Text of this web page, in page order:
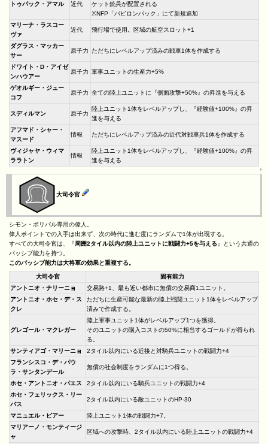
トゥパック・アマル 近代
ケット銃兵が配置される
※NFP「バビロンパック」にて新規追加
マリーナ・ラスコー
ヴァ
近代 飛行場で使用。区域の航空スロット+1
ダグラス・マッカー
サー
原子力 ただちにレベルアップ済みの戦車1体を作成する
ドワイト・D・アイゼ
ンハウアー
原子力 軍事ユニットの生産力+5%
ゲオルギー・ジュー
コフ
原子力 全ての陸上ユニットに『側面攻撃+50%』の昇進を与える
スディルマン 原子力
陸上ユニット1体をレベルアップし、『経験値+100%』の昇
進を与える
アフマド・シャー・
マスード
情報 ただちにレベルアップ済みの近代対戦車兵1体を作成する
ヴィジャヤ・ウィマ
ララトン
情報
陸上ユニット1体をレベルアップし、『経験値+100%』の昇
進を与える
↑
大司令官
シモン・ボリバル専用の偉人。
偉人ポイントでの入手は出来ず、次の時代に進む度にランダムで1体が出現する。
すべての大司令官は、『 周囲2タイル以内の陸上ユニットに戦闘力+5を与える』という共通の
パッシブ能力を持つ。
このパッシブ能力は大将軍の効果と重複する。
大司令官
固有能力
アントニオ・ナリーニョ
交易路+1、最も近い都市に無償の交易商1ユニット。
アントニオ・ホセ・デ・ス
クレ
ただちに生産可能な最新の陸上戦闘ユニット1体をレベルアップ
済みで作成する。
グレゴール・マクレガー
陸上軍事ユニット1体がレベルアップ1つを獲得。
そのユニットの購入コストの50%に相当するゴールドが得られ
る。
サンティアゴ・マリーニョ
2タイル以内にいる近接と対騎兵ユニットの戦闘力+4
フランシスコ・デ・パウ
ラ・サンタンデール
無償の社会制度をランダムに1つ得る。
ホセ・アントニオ・パエス
2タイル以内にいる騎兵ユニットの戦闘力+4
ホセ・フェリックス・リー
バス
2タイル以内にいる敵ユニットのHP-30
マニュエル・ピアー
陸上ユニット1体の戦闘力+7。
マリアーノ・モンティージ
ャ
区域への攻撃時、2タイル以内にいる陸上ユニットの戦闘力+4